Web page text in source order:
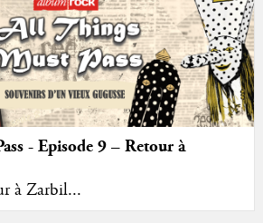
- Episode 9 – Retour à
à Zarbil...